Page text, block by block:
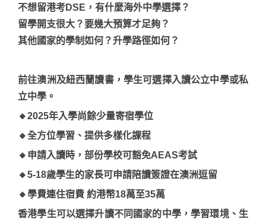
不想留港考DSE，有什麼海外中學選擇？
留學開支很大？要幾大預算才足夠？
其他國家的學制如何？升學路徑如何？
前往澳洲及紐西蘭讀書，學生可選擇入讀公立中學或私
立中學。
🔸2025年入學尚餘少量寄宿學位
🔸全方位學習、提供多樣化課程
🔸申請入讀時，部份學校可豁免AEAS考試
🔸5-18歲學生的家長可申請陪讀簽證在澳洲逗留
🔸學費連住宿費 約港幣18萬至35萬
香港學生可以選擇升讀不同國家的中學，學習環境、生